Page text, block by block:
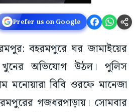
Prefer us on Google
বহরমপুরে ঘর জামাইয়ের
খুনের অভিযোগ উঠল। পুলিস
মনোয়ারা বিবি ওরফে মানেজা
গজধরপাড়ায়। সোমবার